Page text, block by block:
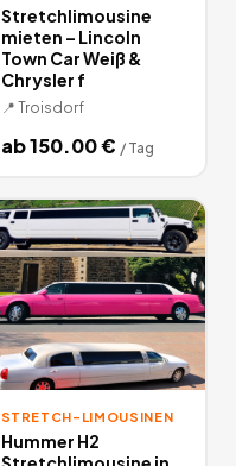
Stretchlimousine
mieten – Lincoln
Town Car Weiß &
Chrysler f
📍 Troisdorf
ab150.00€ / Tag
STRETCH-LIMOUSINEN
Hummer H2